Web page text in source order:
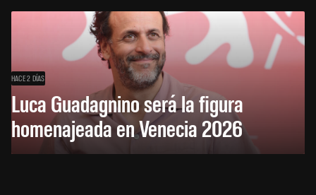
HACE 2 DÍAS
Luca Guadagnino será la figura
homenajeada en Venecia 2026